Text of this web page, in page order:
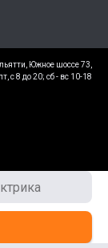
Южное шоссе 73,
с 8 до 20; сб - вс 10-18